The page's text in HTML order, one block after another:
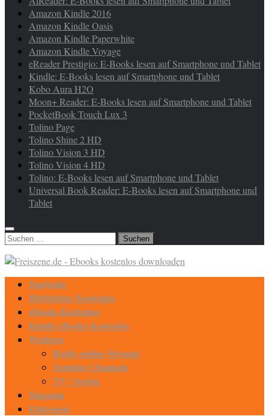
Amazon Kindle 2016
Amazon Kindle Oasis
Amazon Kindle Paperwhite
Amazon Kindle Voyage
eReader Prestigio: E-Books lesen auf Smartphone und Tablet
Kindle: E-Books lesen auf Smartphone und Tablet
Kobo Aura H2O
Moon+ Reader: E-Books lesen auf Smartphone und Tablet
PocketBook Touch Lux 3
Tolino Page
Tolino Shine 2 HD
Tolino Vision 3 HD
Tolino Vision 4 HD
Tolino: E-Books lesen auf Smartphone und Tablet
Universal Book Reader: E-Books lesen auf Smartphone und
Tablet
Suchen
Startseite
Hörbücher Kostenlos
eBooks Kostenlos
Kindle eBooks Kostenlos
Weiteres
Radio online Streams
Youtube Channels
TV / Serien
Magazin
Eintragen